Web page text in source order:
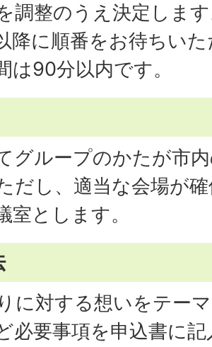
調整のうえ決定しま
降に順番をお待ちい
は90分以内です。
グループのかたが市
だし、適当な会場が
室とします。
に対する想いをテー
必要事項を申込書に